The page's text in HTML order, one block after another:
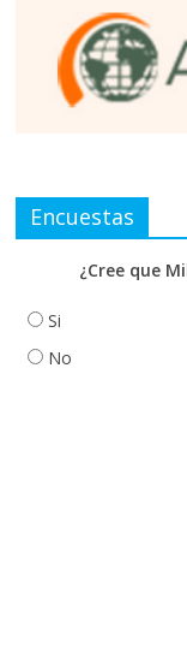
Encuestas
¿Cree que
Si
No